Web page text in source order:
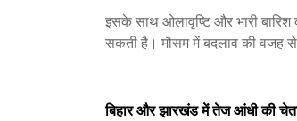
इसके साथ ओलावृष्टि और भारी
सकती है। मौसम में बदलाव की वजह से
बिहार और झारखंड में तेज आंधी की